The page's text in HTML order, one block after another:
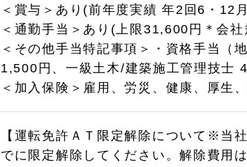
＜賞与＞あり(前年度実績 年2回6・12
＜通勤手当＞あり(上限31,600円＊会
＜その他手当特記事項＞・資格手当（
1,500円、一級土木/建築施工管理技士
＜加入保険＞雇用、労災、健康、厚生
【運転免許ＡＴ限定解除について※当
でに限定解除してください。解除費用